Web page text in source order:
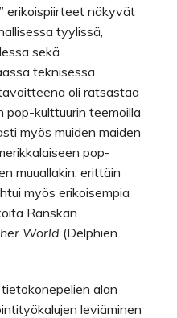
erikoispiirteet näkyvät
tyylissä,
sekä
teknisessä
oli ratsastaa
pop-kulttuurin teemoilla
myös muiden maiden
pop-
muuallakin, erittäin
myös erikoisempia
Ranskan
World (Delphien
alan
leviäminen